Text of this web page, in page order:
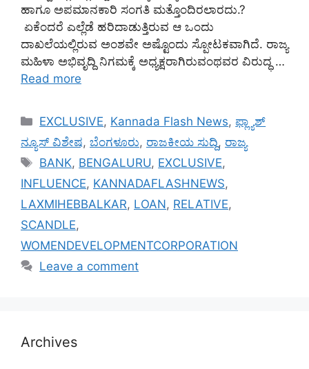
ಹಾಗೂ ಅಪಮಾನಕಾರಿ ಸಂಗತಿ ಮತ್ತೊಂದಿರಲಾರದು.?
ಏಕೆಂದರೆ ಎಲ್ಲೆಡೆ ಹರಿದಾಡುತ್ತಿರುವ ಆ ಒಂದು
ದಾಖಲೆಯಲ್ಲಿರುವ ಅಂಶವೇ ಅಷ್ಟೊಂದು ಸ್ಪೋಟಕವಾಗಿದೆ. ರಾಜ್ಯ
ಮಹಿಳಾ ಅಭಿವೃದ್ದಿ ನಿಗಮಕ್ಕೆ ಅಧ್ಯಕ್ಷರಾಗಿರುವಂಥವರ ವಿರುದ್ಧ …
Read more
Categories
EXCLUSIVE, Kannada Flash News, ಫ್ಲ್ಯಾಶ್
ನ್ಯೂಸ್ ವಿಶೇಷ, ಬೆಂಗಳೂರು, ರಾಜಕೀಯ ಸುದ್ದಿ, ರಾಜ್ಯ
Tags
BANK, BENGALURU, EXCLUSIVE,
INFLUENCE, KANNADAFLASHNEWS,
LAXMIHEBBALKAR, LOAN, RELATIVE,
SCANDLE,
WOMENDEVELOPMENTCORPORATION
Leave a comment
Archives